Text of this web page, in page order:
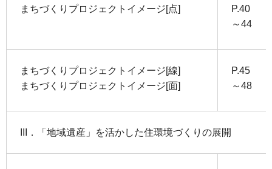
まちづくりプロジェクトイメージ[点]
P.40
～44
まちづくりプロジェクトイメージ[線]
まちづくりプロジェクトイメージ[面]
P.45
～48
III．「地域遺産」を活かした住環境づくりの展開